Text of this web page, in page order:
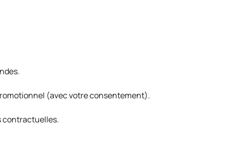
(avec votre consentement).
contractuelles.